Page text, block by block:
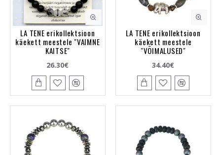
LA TENE erikollektsioon
käekett meestele "VAIMNE
KAITSE"
26.30€
LA TENE erikollektsioon
käekett meestele
"VÕIMALUSED"
34.40€